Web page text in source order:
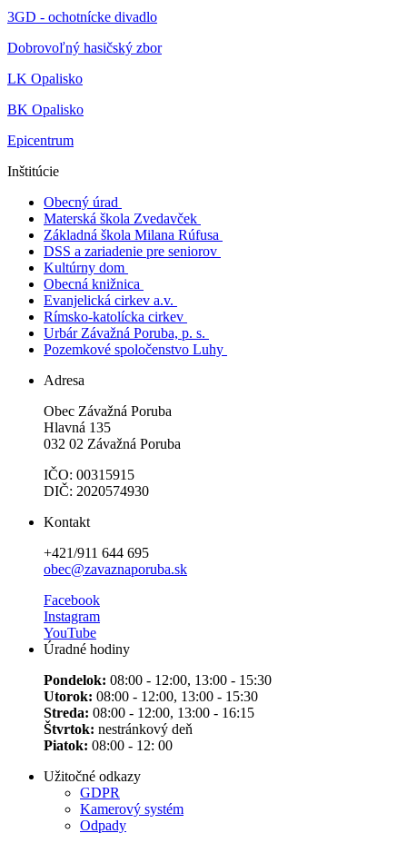
3GD - ochotnícke divadlo
Dobrovoľný hasičský zbor
LK Opalisko
BK Opalisko
Epicentrum
Inštitúcie
Obecný úrad
Materská škola Zvedavček
Základná škola Milana Rúfusa
DSS a zariadenie pre seniorov
Kultúrny dom
Obecná knižnica
Evanjelická cirkev a.v.
Rímsko-katolícka cirkev
Urbár Závažná Poruba, p. s.
Pozemkové spoločenstvo Luhy
Adresa
Obec Závažná Poruba
Hlavná 135
032 02 Závažná Poruba
IČO: 00315915
DIČ: 2020574930
Kontakt
+421/911 644 695
obec@zavaznaporuba.sk
Facebook
Instagram
YouTube
Úradné hodiny
Pondelok: 08:00 - 12:00, 13:00 - 15:30
Utorok: 08:00 - 12:00, 13:00 - 15:30
Streda: 08:00 - 12:00, 13:00 - 16:15
Štvrtok: nestránkový deň
Piatok: 08:00 - 12: 00
Užitočné odkazy
GDPR
Kamerový systém
Odpady